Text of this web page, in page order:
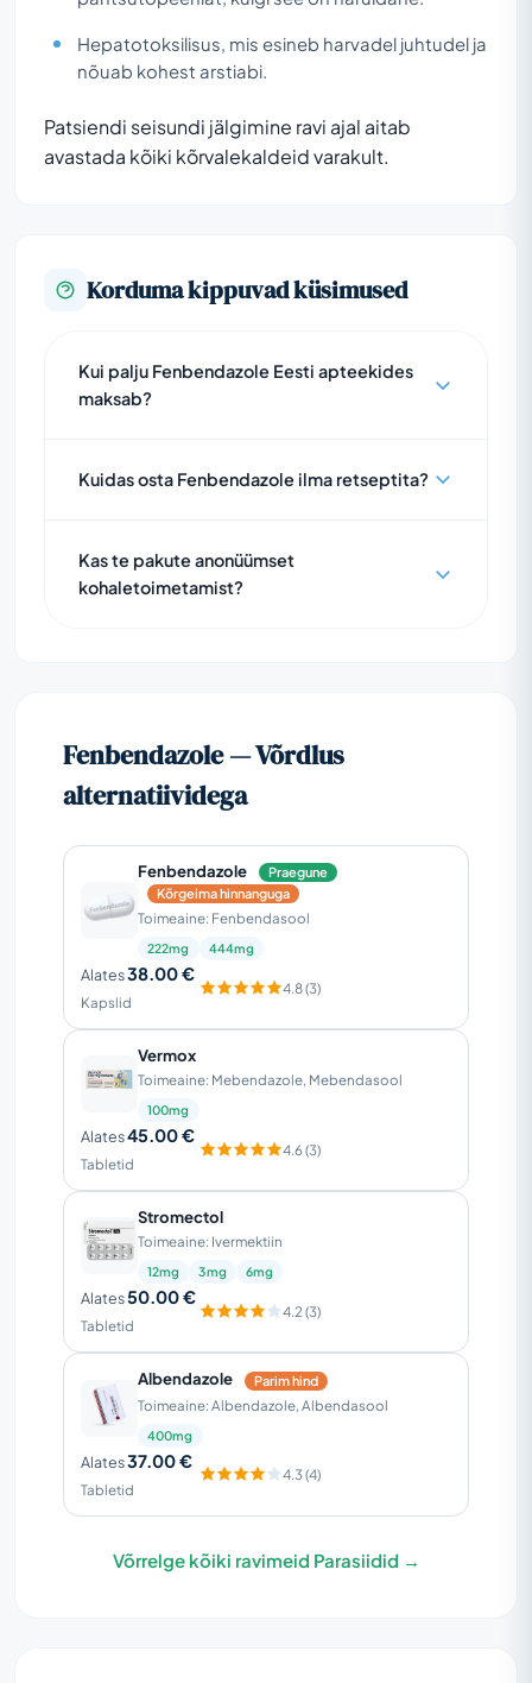
Hepatotoksilisus, mis esineb harvadel juhtudel ja
nõuab kohest arstiabi.
Patsiendi seisundi jälgimine ravi ajal aitab
avastada kõiki kõrvalekaldeid varakult.
Korduma kippuvad küsimused
Kui palju Fenbendazole Eesti apteekides
maksab?
Kuidas osta Fenbendazole ilma retseptita?
Kas te pakute anonüümset
kohaletoimetamist?
Fenbendazole — Võrdlus
alternatiividega
Fenbendazole
Praegune
Kõrgeima hinnanguga
Toimeaine: Fenbendasool
222mg 444mg
Alates38.00 €
Kapslid
4.8 (3)
Vermox
Toimeaine: Mebendazole, Mebendasool
100mg
Alates45.00 €
Tabletid
4.6 (3)
Stromectol
Toimeaine: Ivermektiin
12mg 3mg 6mg
Alates50.00 €
Tabletid
4.2 (3)
Albendazole Parim hind
Toimeaine: Albendazole, Albendasool
400mg
Alates37.00 €
Tabletid
4.3 (4)
Võrrelge kõiki ravimeid Parasiidid →